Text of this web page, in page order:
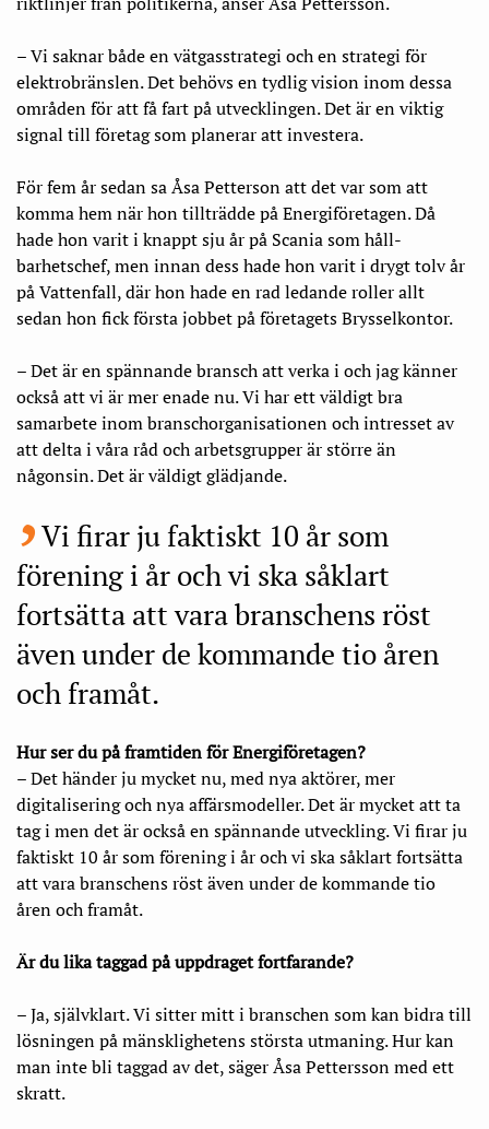
– Vi saknar både en vätgasstrategi och en strategi för
elektrobränslen. Det behövs en tydlig vision inom dessa
områden för att få fart på utvecklingen. Det är en viktig
signal till företag som planerar att investera.
För fem år sedan sa Åsa Petterson att det var som att
komma hem när hon tillträdde på Energiföretagen. Då
hade hon varit i knappt sju år på Scania som håll­
barhetschef, men innan dess hade hon varit i drygt tolv år
på Vattenfall, där hon hade en rad ledande roller allt
sedan hon fick första jobbet på företagets Brysselkontor.
– Det är en spännande bransch att verka i och jag känner
också att vi är mer enade nu. Vi har ett väldigt bra
samarbete inom branschorganisationen och intresset av
att delta i våra råd och arbetsgrupper är större än
någonsin. Det är väldigt glädjande.
Vi firar ju faktiskt 10 år som
förening i år och vi ska såklart
fortsätta att vara branschens röst
även under de kommande tio åren
och framåt.
Hur ser du på framtiden för Energiföretagen?
– Det händer ju mycket nu, med nya aktörer, mer
digitalisering och nya affärsmodeller. Det är mycket att ta
tag i men det är också en spännande utveckling. Vi firar ju
faktiskt 10 år som förening i år och vi ska såklart fortsätta
att vara branschens röst även under de kommande tio
åren och framåt.
Är du lika taggad på uppdraget fortfarande?
– Ja, självklart. Vi sitter mitt i branschen som kan bidra till
lösningen på mänsklighetens största utmaning. Hur kan
man inte bli taggad av det, säger Åsa Pettersson med ett
skratt.